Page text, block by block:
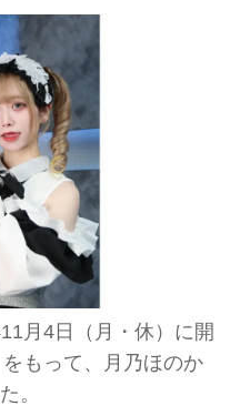
月4日（月・休）に開
もって、月乃ほのか
。